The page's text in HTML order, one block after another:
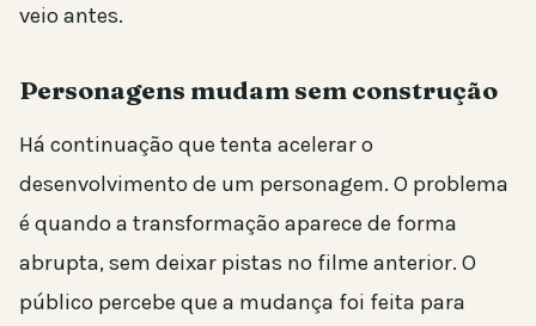
veio antes.
Personagens mudam sem construção
Há continuação que tenta acelerar o
desenvolvimento de um personagem. O problema
é quando a transformação aparece de forma
abrupta, sem deixar pistas no filme anterior. O
público percebe que a mudança foi feita para